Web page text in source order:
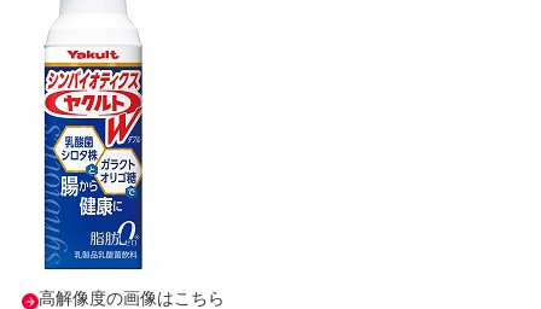
高解像度の画像はこちら